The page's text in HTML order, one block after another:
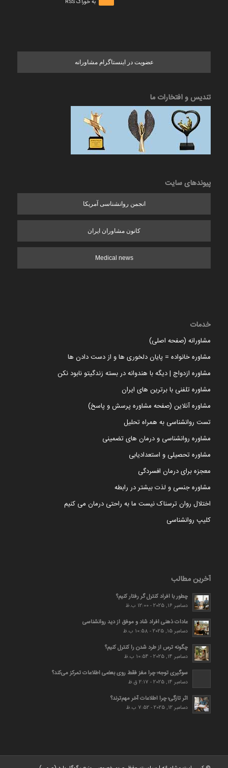
به خوراک RSS
عضویت در اینستاگرام مشاورانه
تندیس و افتخارات ما
پیوندهای سایت
انجمن روانشناسی آمریکا
کانون مشاوران ایران
Medical news
خدمات
مشاورانه (صفحه اصلی)
مشاوره خانواده = پایان دلخوری ها و از دست دادن ها
مشاوره ازدواج | دیگه با هندوانه در بسته زندگیتو نابود نکن
مشاوره تلفنی با برترین های ایران
مشاوره آنلاین (صفحه مشاوره پرسش و پاسخ)
تست روانشناسی به همراه تحلیل
مشاوره روانشناسی و درمان های تضمینی
مشاوره تحصیلی و استعدادیابی
معجزه برای درمان افسردگی
مشاوره جنسی و لذت بیشتر در رابطه
اختلال روان ترسناک نیست ما به راحتی درمان می کنیم
کلیپ روانشناسی
آخرین مطالب
چطور با افراد کنترل گر رفتار کنیم؟
دسامبر 16, 2025 - 12:00 ب.ظ
عادات ذهنی افراد شاد و موفق از دید روانشناسی
دسامبر 15, 2025 - 10:58 ب.ظ
چگونه ترس از طرد شدن را کنترل کنیم؟
دسامبر 14, 2025 - 10:54 ب.ظ
سوگیری توجه؛ چرا مغز فقط روی بعضی اطلاعات تمرکز می‌کند؟
دسامبر 14, 2025 - 2:17 ق.ظ
اثر تازگی؛ چرا اطلاعات آخر مهم‌ترند؟
دسامبر 12, 2025 - 7:52 ب.ظ